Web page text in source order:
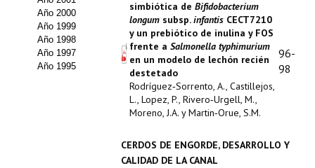
Propuesta Volumen Especial
Sello Calidad FECYT
Año 2000
Año 1999
Año 1998
Año 1997
Año 1995
simbiótica de Bifidobacterium
longum subsp.infantis CECT7210
y un prebiótico de inulina y FOS
frente a Salmonella typhimurium
en un modelo de lechón recién
destetado
Rodríguez‑Sorrento, A., Castillejos,
L., Lopez, P., Rivero‑Urgell, M.,
Moreno, J.A. y Martin‑Orue, S.M.
96-
98
CERDOS DE ENGORDE, DESARROLLO Y
CALIDAD DE LA CANAL